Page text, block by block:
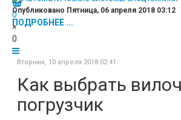
0
×
0
Опубликовано Пятница, 06 апреля 2018 03:12
ПОДРОБНЕЕ ...
Вторник, 10 апреля 2018 02:41
Как выбрать
погрузчик